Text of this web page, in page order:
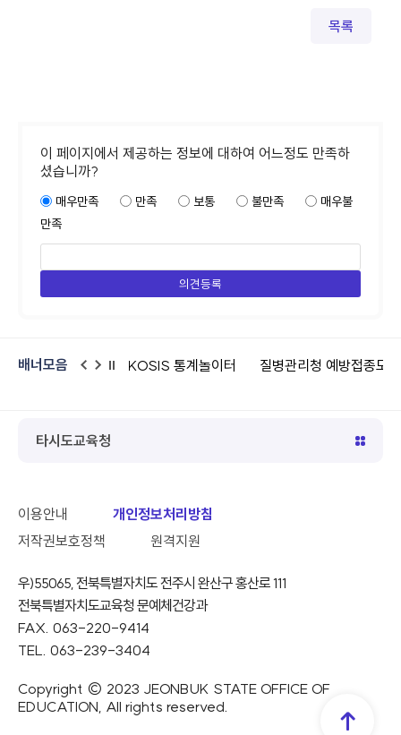
목록
이 페이지에서 제공하는 정보에 대하여 어느정도 만족하
셨습니까?
매우만족 만족 보통 불만족
매우불
만족
배너모음
보 KOSIS 통계놀이터 질병관리청 예방접종도우미 대한천
이용안내
개인정보처리방침
저작권보호정책
원격지원
우)55065, 전북특별자치도 전주시 완산구 홍산로 111
전북특별자치도교육청 문예체건강과
FAX. 063-220-9414
TEL. 063-239-3404
Copyright © 2023 JEONBUK STATE OFFICE OF
EDUCATION, All rights reserved.
타시도교육청